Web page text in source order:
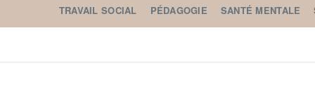
TRAVAIL SOCIAL PÉDAGOGIE SANTÉ MENTALE